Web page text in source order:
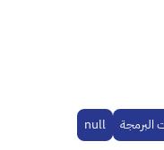
البرمجة null